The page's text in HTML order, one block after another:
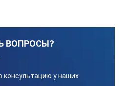
ВОПРОСЫ?
консультацию у наших